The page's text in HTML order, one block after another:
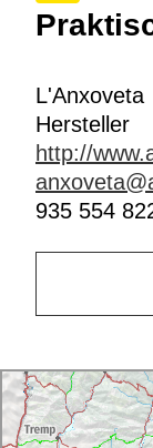
L'Anxoveta
Hersteller
http://
935 554